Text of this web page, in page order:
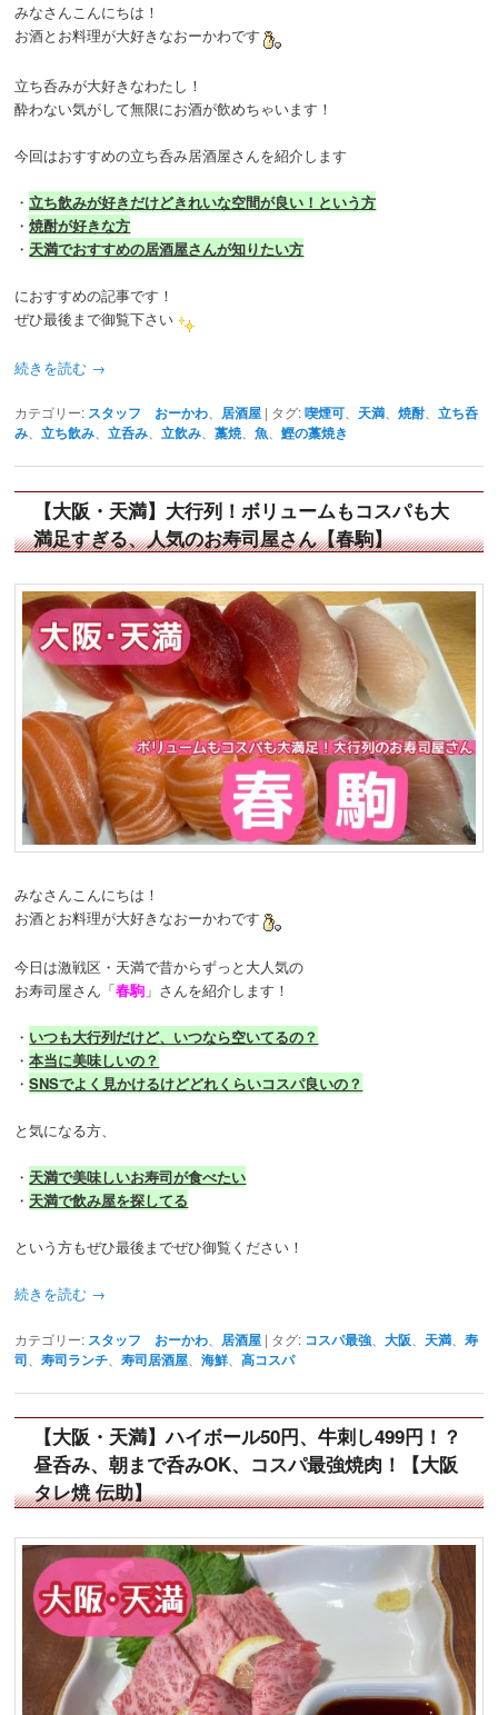
みなさんこんにちは！
お酒とお料理が大好きなおーかわです
立ち呑みが大好きなわたし！
酔わない気がして無限にお酒が飲めちゃいます！
今回はおすすめの立ち呑み居酒屋さんを紹介します
・立ち飲みが好きだけどきれいな空間が良い！という方
・焼酎が好きな方
・ 天満でおすすめの居酒屋さんが知りたい方
におすすめの記事です！
ぜひ最後まで御覧下さい
続きを読む →
カテゴリー: スタッフ おーかわ 居酒屋 | タグ: 喫煙可 天満 、焼酎、立ち呑
み 、立ち飲み 、立呑み 、立飲み 、藁焼 、魚 、鰹の藁焼き
【大阪・天満】大行列！ボリュームもコスパも大
満足すぎる、人気のお寿司屋さん【春駒】
みなさんこんにちは！
お酒とお料理が大好きなおーかわです
今日は激戦区・天満で昔からずっと大人気の
お寿司屋さん「春駒 」さんを紹介します！
・ いつも大行列だけど、いつなら空いてるの？
・本当に美味しいの？
・SNSでよく見かけるけどどれくらいコスパ良いの？
と気になる方、
・ 天満で美味しいお寿司が食べたい
・ 天満で飲み屋を探してる
という方もぜひ最後までぜひ御覧ください！
続きを読む →
カテゴリー: スタッフ おーかわ 居酒屋 | タグ: コスパ最強 、大阪 天満 、寿
司 、寿司ランチ 、寿司居酒屋 、海鮮 、高コスパ
【大阪・天満】ハイボール50円、牛刺し499円！？
昼呑み、朝まで呑みOK、コスパ最強焼肉！【大阪
タレ焼 伝助】